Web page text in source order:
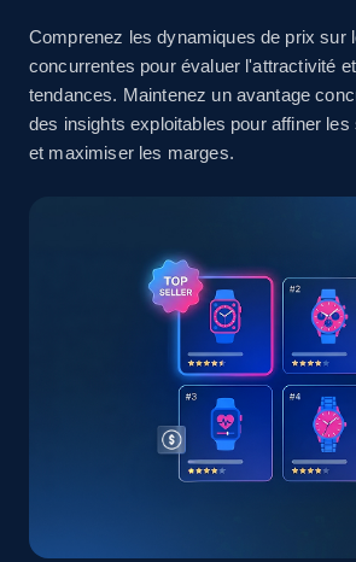
URL, Product id, Title, Seller name,
Seller reviews, Breadcrumbs, Root
more.
eBay - Gather data on products
specified keywords
URL, Product id, Title, Seller name,
Seller reviews, Breadcrumbs, Root
359+
Comprenez les dynamiques de prix sur
concurrentes pour évaluer l'attractivité
tendances. Maintenez un avantage
des insights exploitables pour affiner
et maximiser les marges.